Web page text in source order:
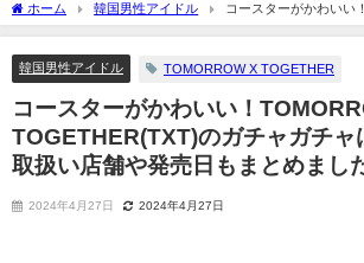
ホーム 韓国男性アイドル
コースターがかわいい
TOGETHER(TXT)のガチャガチャはどこにある？取扱い店
韓国男性アイドル
TOMORROW X TOGETHER
コースターがかわいい！
TOGETHER(TXT)のガチャガチャ
取扱い店舗や発売日もまとめまし
2024年4月27日 2024年4月27日